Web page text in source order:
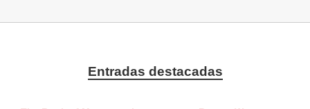
Entradas destacadas